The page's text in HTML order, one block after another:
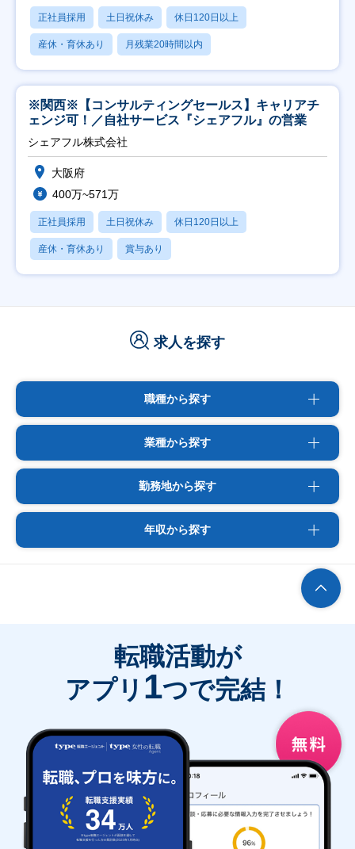
正社員採用 土日祝休み 休日120日以上
産休・育休あり 月残業20時間以内
※関西※【コンサルティングセールス】キャリアチ
ェンジ可！／自社サービス『シェアフル』の営業
シェアフル株式会社
大阪府
400万~571万
正社員採用 土日祝休み 休日120日以上
産休・育休あり 賞与あり
求人を探す
職種から探す
業種から探す
勤務地から探す
年収から探す
転職活動が
アプリ 1つで完結！